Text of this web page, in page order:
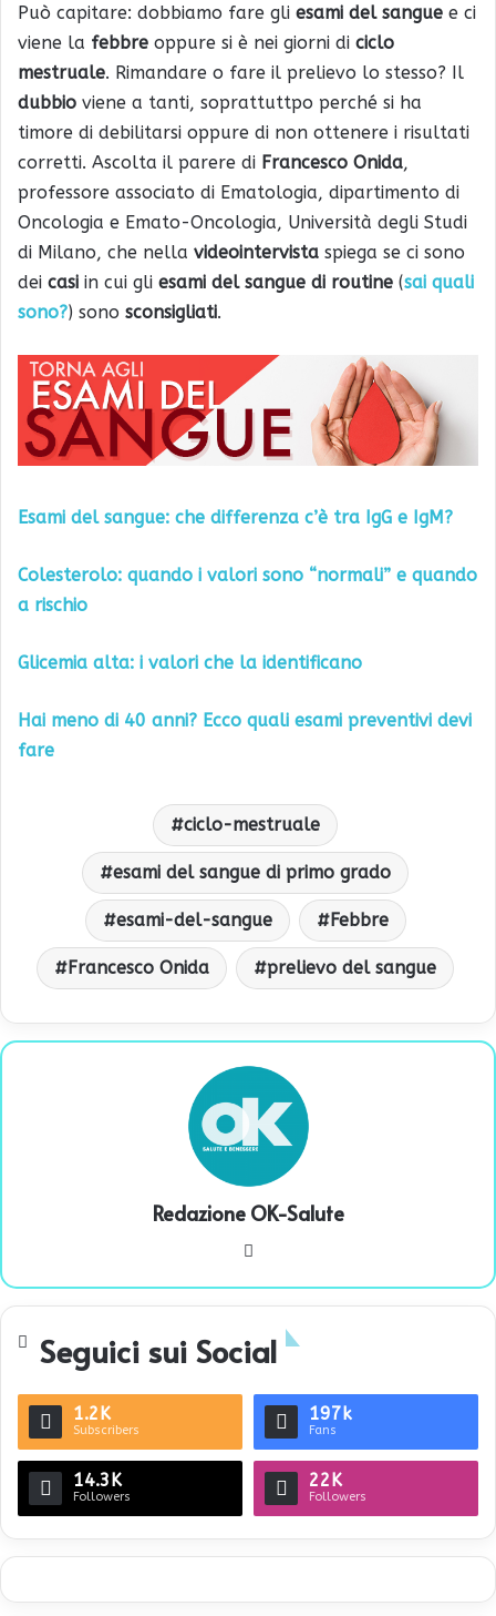
Può capitare: dobbiamo fare gli esami del sangue e ci
viene la febbre oppure si è nei giorni di ciclo
mestruale. Rimandare o fare il prelievo lo stesso? Il
dubbio viene a tanti, soprattuttpo perché si ha
timore di debilitarsi oppure di non ottenere i risultati
corretti. Ascolta il parere di Francesco Onida,
professore associato di Ematologia, dipartimento di
Oncologia e Emato-Oncologia, Università degli Studi
di Milano, che nella videointervista spiega se ci sono
dei casi in cui gli esami del sangue di routine (sai quali
sono?) sono sconsigliati.
Esami del sangue: che differenza c’è tra IgG e IgM?
Colesterolo: quando i valori sono “normali” e quando
a rischio
Glicemia alta: i valori che la identificano
Hai meno di 40 anni? Ecco quali esami preventivi devi
fare
ciclo-mestruale
esami del sangue di primo grado
esami-del-sangue Febbre
Francesco Onida prelievo del sangue
Redazione OK-Salute
te
Seguici sui Social
1.2K
Subscribers
197k
Fans
14.3K
Followers
22K
Followers